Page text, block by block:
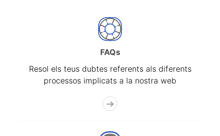
FAQs
Resol els teus dubtes referents als diferents
processos implicats a la nostra web